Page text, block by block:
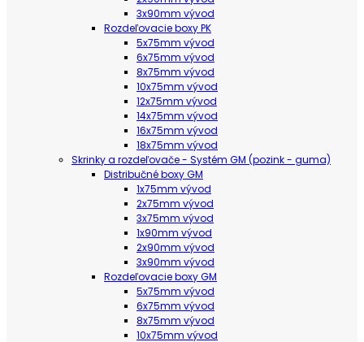
3x90mm vývod
Rozdeľovacie boxy PK
5x75mm vývod
6x75mm vývod
8x75mm vývod
10x75mm vývod
12x75mm vývod
14x75mm vývod
16x75mm vývod
18x75mm vývod
Skrinky a rozdeľovače - Systém GM (pozink - guma)
Distribučné boxy GM
1x75mm vývod
2x75mm vývod
3x75mm vývod
1x90mm vývod
2x90mm vývod
3x90mm vývod
Rozdeľovacie boxy GM
5x75mm vývod
6x75mm vývod
8x75mm vývod
10x75mm vývod